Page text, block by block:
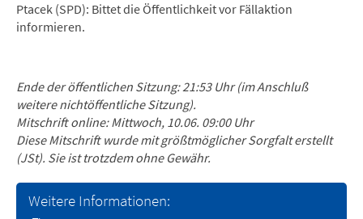
Ptacek (SPD): Bittet die Öffentlichkeit vor Fällaktion
informieren.
Ende der öffentlichen Sitzung: 21:53 Uhr (im Anschluß
weitere nichtöffentliche Sitzung).
Mitschrift online: Mittwoch, 10.06. 09:00 Uhr
Diese Mitschrift wurde mit größtmöglicher Sorgfalt erstellt
(JSt). Sie ist trotzdem ohne Gewähr.
Weitere Informationen: